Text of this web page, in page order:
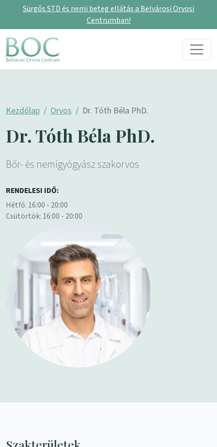
Sürgős STD és nemi beteg ellátás a Belvárosi Orvosi
Centrumban!
Skip to content
Main Navigation
Kezdőlap Orvos Dr. Tóth Béla PhD.
Dr. Tóth Béla PhD.
Bőr- és nemigyógyász szakorvos
RENDELESI IDŐ:
Hétfő: 16:00 - 20:00
Csütörtök: 16:00 - 20:00